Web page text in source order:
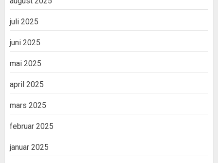
juli 2025
juni 2025
mai 2025
april 2025
mars 2025
februar 2025
januar 2025